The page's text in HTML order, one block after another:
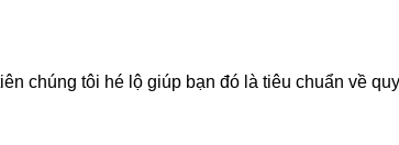
chúng tôi hé lộ giúp bạn đó là tiêu chuẩn về